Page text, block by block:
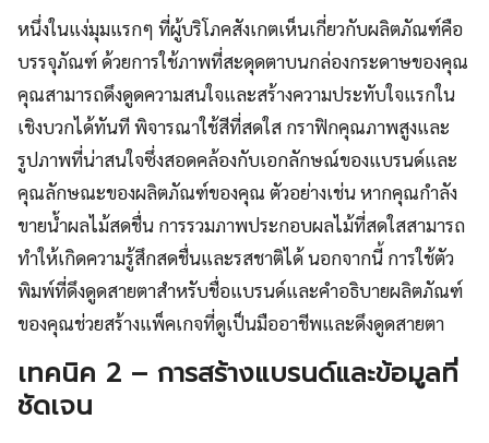
หนึ่งในแง่มุมแรกๆ ที่ผู้บริโภคสังเกตเห็นเกี่ยวกับผลิตภัณฑ์คือ
บรรจุภัณฑ์ ด้วยการใช้ภาพที่สะดุดตาบนกล่องกระดาษของคุณ
คุณสามารถดึงดูดความสนใจและสร้างความประทับใจแรกใน
เชิงบวกได้ทันที พิจารณาใช้สีที่สดใส กราฟิกคุณภาพสูงและ
รูปภาพที่น่าสนใจซึ่งสอดคล้องกับเอกลักษณ์ของแบรนด์และ
คุณลักษณะของผลิตภัณฑ์ของคุณ ตัวอย่างเช่น หากคุณกำลัง
ขายน้ำผลไม้สดชื่น การรวมภาพประกอบผลไม้ที่สดใสสามารถ
ทำให้เกิดความรู้สึกสดชื่นและรสชาติได้ นอกจากนี้ การใช้ตัว
พิมพ์ที่ดึงดูดสายตาสำหรับชื่อแบรนด์และคำอธิบายผลิตภัณฑ์
ของคุณช่วยสร้างแพ็คเกจที่ดูเป็นมืออาชีพและดึงดูดสายตา
เทคนิค 2 – การสร้างแบรนด์และข้อมูลที่
ชัดเจน